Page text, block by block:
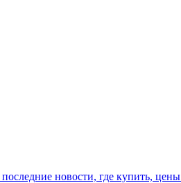
новости, где купить, цены